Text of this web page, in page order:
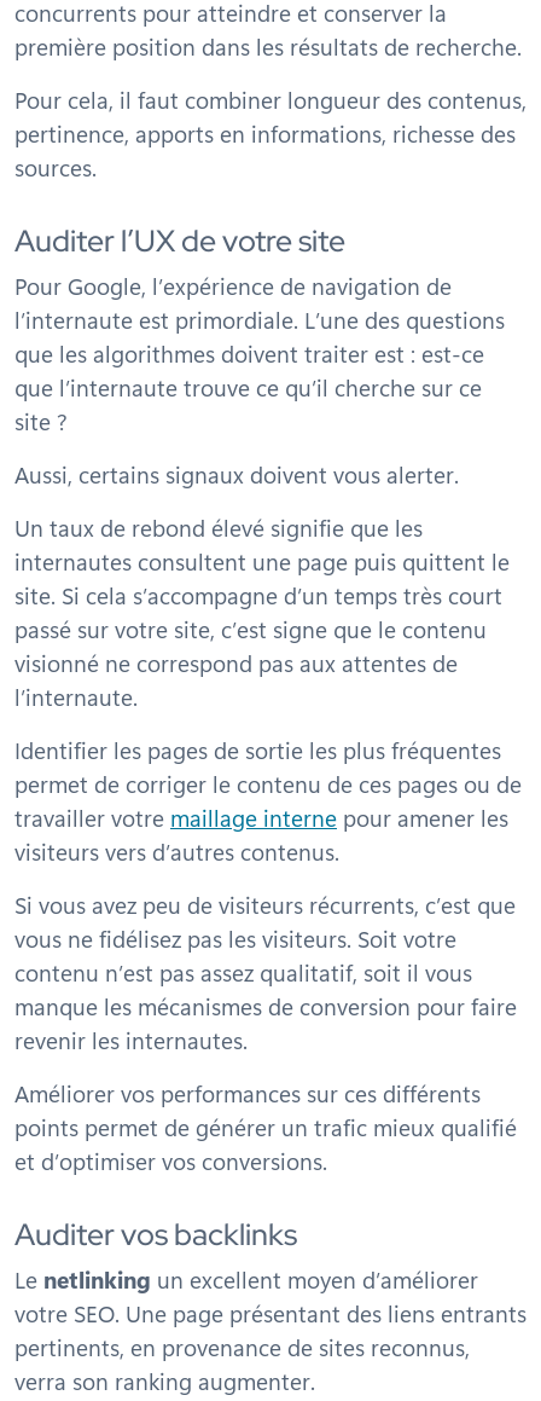
concurrents pour atteindre et conserver la
première position dans les résultats de recherche.
Pour cela, il faut combiner longueur des contenus,
pertinence, apports en informations, richesse des
sources.
Auditer l’UX de votre site
Pour Google, l’expérience de navigation de
l’internaute est primordiale. L’une des questions
que les algorithmes doivent traiter est : est-ce
que l’internaute trouve ce qu’il cherche sur ce
site ?
Aussi, certains signaux doivent vous alerter.
Un taux de rebond élevé signifie que les
internautes consultent une page puis quittent le
site. Si cela s’accompagne d’un temps très court
passé sur votre site, c’est signe que le contenu
visionné ne correspond pas aux attentes de
l’internaute.
Identifier les pages de sortie les plus fréquentes
permet de corriger le contenu de ces pages ou de
travailler votre maillage interne pour amener les
visiteurs vers d’autres contenus.
Si vous avez peu de visiteurs récurrents, c’est que
vous ne fidélisez pas les visiteurs. Soit votre
contenu n’est pas assez qualitatif, soit il vous
manque les mécanismes de conversion pour faire
revenir les internautes.
Améliorer vos performances sur ces différents
points permet de générer un trafic mieux qualifié
et d’optimiser vos conversions.
Auditer vos backlinks
Le netlinking un excellent moyen d’améliorer
votre SEO. Une page présentant des liens entrants
pertinents, en provenance de sites reconnus,
verra son ranking augmenter.